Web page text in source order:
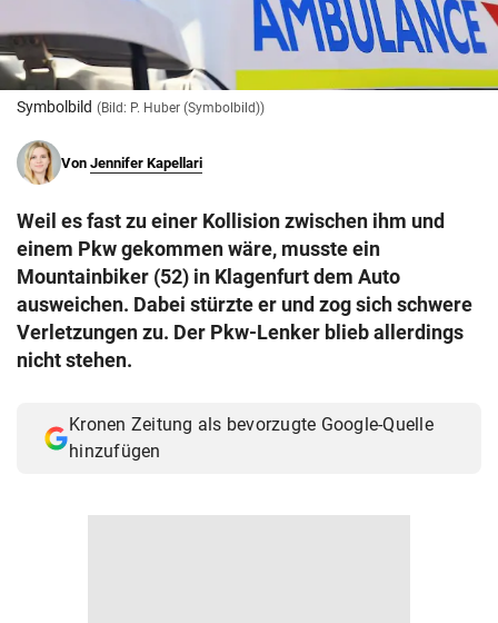
© Krone Multimedia GmbH & Co KG 2026
Muthgasse 2, 1190 Wien
Symbolbild (Bild: P. Huber (Symbolbild))
Von Jennifer Kapellari
Weil es fast zu einer Kollision zwischen ihm und
einem Pkw gekommen wäre, musste ein
Mountainbiker (52) in Klagenfurt dem Auto
ausweichen. Dabei stürzte er und zog sich schwere
Verletzungen zu. Der Pkw-Lenker blieb allerdings
nicht stehen.
Kronen Zeitung als bevorzugte Google-Quelle
hinzufügen